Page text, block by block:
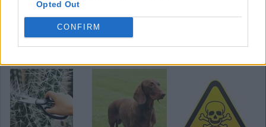
Opted Out
CONFIRM